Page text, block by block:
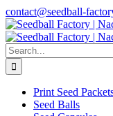
Skip
to
content
contact@seedball-
Search
for:
Print Seed
Seed Balls